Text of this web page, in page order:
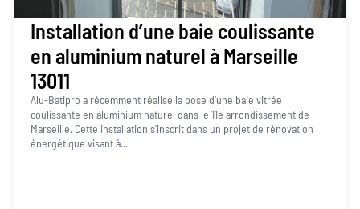
Installation d’une baie coulissante
en aluminium naturel à Marseille
13011
Alu-Batipro a récemment réalisé la pose d’une baie vitrée
coulissante en aluminium naturel dans le 11e arrondissement de
Marseille. Cette installation s’inscrit dans un projet de rénovation
énergétique visant à...